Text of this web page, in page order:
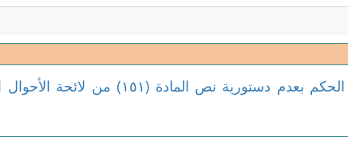
حكمت المحكمة برفض طلب الحكم بعدم دستورية نص